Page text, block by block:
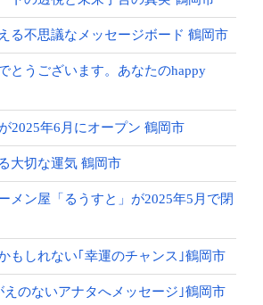
る不思議なメッセージボード 鶴岡市
とうございます。あなたのhappy
2025年6月にオープン 鶴岡市
大切な運気 鶴岡市
メン屋「るうすと」が2025年5月で閉
もしれない｢幸運のチャンス｣鶴岡市
のないアナタへメッセージ｣鶴岡市